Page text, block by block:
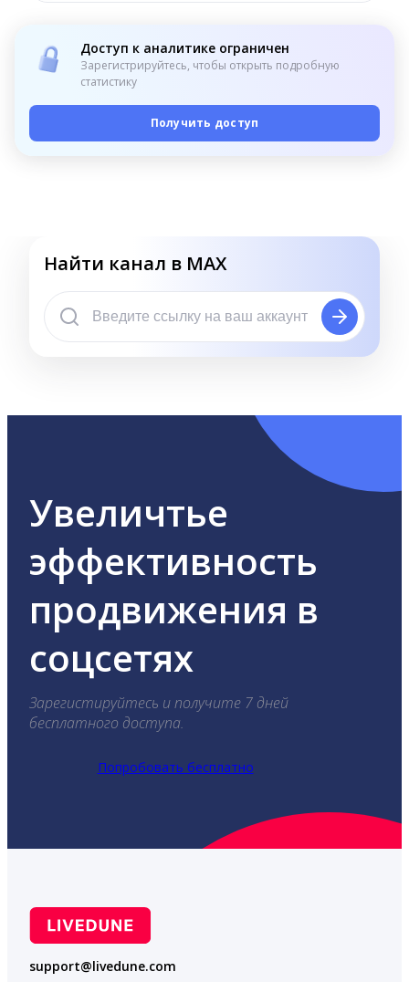
Доступ к аналитике ограничен
Зарегистрируйтесь, чтобы открыть подробную
статистику
Получить доступ
Найти канал в MAX
Увеличтье
эффективность
продвижения в
соцсетях
Зарегистируйтесь и получите 7 дней
бесплатного доступа.
Попробовать бесплатно
support@livedune.com